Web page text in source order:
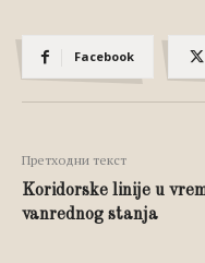
Facebook
Претходни текст
Koridorske linije u
vanrednog stanja